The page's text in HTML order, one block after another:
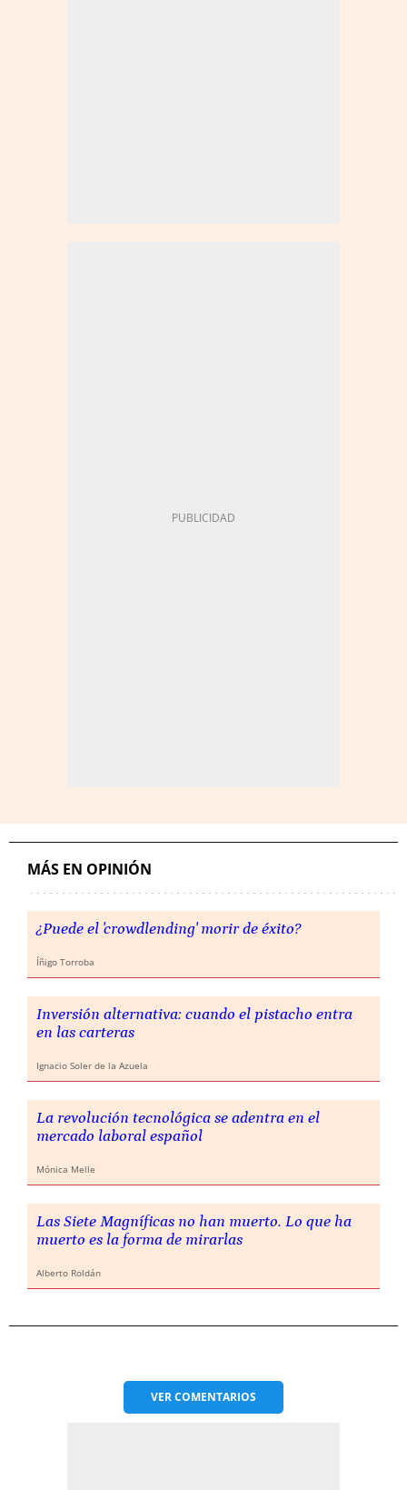
MÁS EN OPINIÓN
¿Puede el 'crowdlending' morir de éxito?
Íñigo Torroba
Inversión alternativa: cuando el pistacho entra
en las carteras
Ignacio Soler de la Azuela
La revolución tecnológica se adentra en el
mercado laboral español
Mónica Melle
Las Siete Magníficas no han muerto. Lo que ha
muerto es la forma de mirarlas
Alberto Roldán
VERCOMENTARIOS